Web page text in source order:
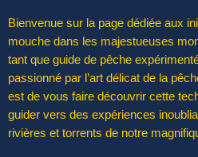
Bienvenue sur la page dédiée aux
mouche dans les majestueuses
tant que guide de pêche
passionné par l’art délicat de la
est de vous faire découvrir cette
guider vers des expériences
rivières et torrents de notre